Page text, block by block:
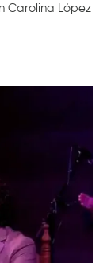
Carolina López